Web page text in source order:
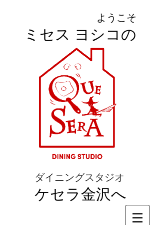
ようこそ
ミセス ヨシコの
ダイニングスタジオ
ケセラ金沢へ